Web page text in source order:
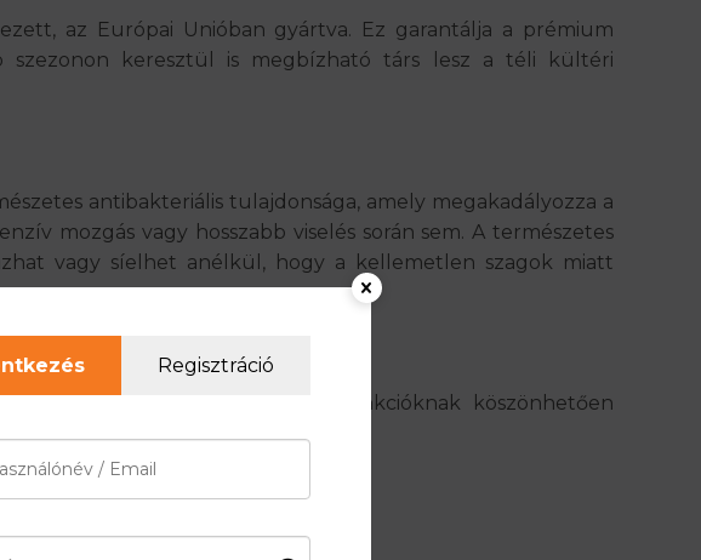
az Európai Unióban gyártva. Ez garantálja a prémium
szezonon keresztül is megbízható társ lesz a téli kültéri
antibakteriális tulajdonsága, amely megakadályozza a
mozgás vagy hosszabb viselés során sem. A természetes
vagy síelhet anélkül, hogy a kellemetlen szagok miatt
viselhetik. A sokoldalú funkcióknak köszönhetően
Regisztráció